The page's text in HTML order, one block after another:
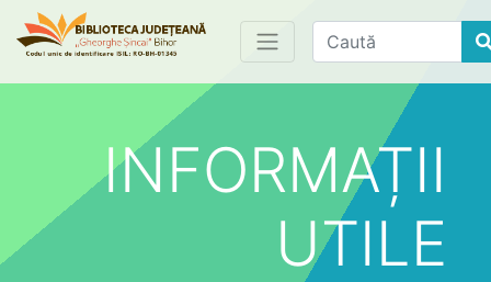
Find
INFORMAȚII
UTILE